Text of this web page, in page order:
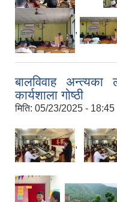
,
बालविवाह अन्त्यका
कार्यशाला गोष्ठी
मिति: 05/23/2025 - 18:45
,